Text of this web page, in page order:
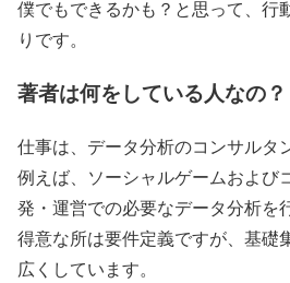
僕でもできるかも？ と思って、行
りです。
著者は何をしている人なの？
仕事は、データ分析のコンサルタ
例えば、ソーシャルゲームおよび
発・運営での必要なデータ分析を
得意な所は要件定義ですが、基礎
広くしています。